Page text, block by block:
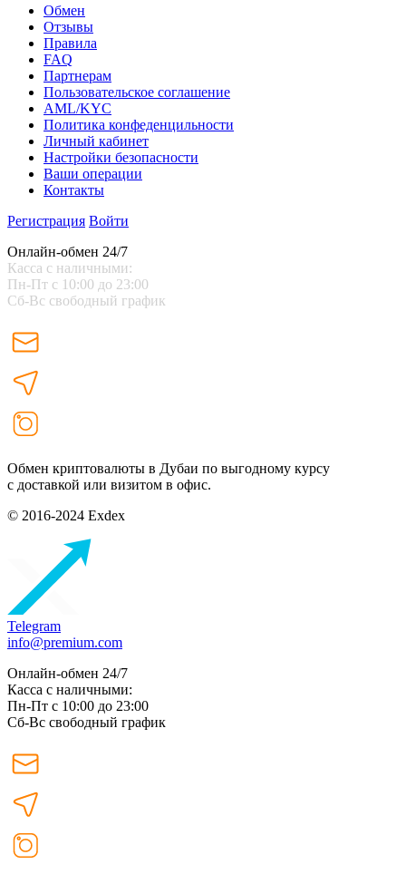
Обмен
Отзывы
Правила
FAQ
Партнерам
Пользовательское соглашение
AML/KYC
Политика конфеденцильности
Личный кабинет
Настройки безопасности
Ваши операции
Контакты
Регистрация Войти
Онлайн-обмен 24/7
Касса с наличными:
Пн-Пт с 10:00 до 23:00
Сб-Вс свободный график
Обмен криптовалюты в Дубаи по выгодному курсу
с доставкой или визитом в офис.
© 2016-2024 Exdex
Telegram
info@premium.com
Онлайн-обмен 24/7
Касса с наличными:
Пн-Пт с 10:00 до 23:00
Сб-Вс свободный график